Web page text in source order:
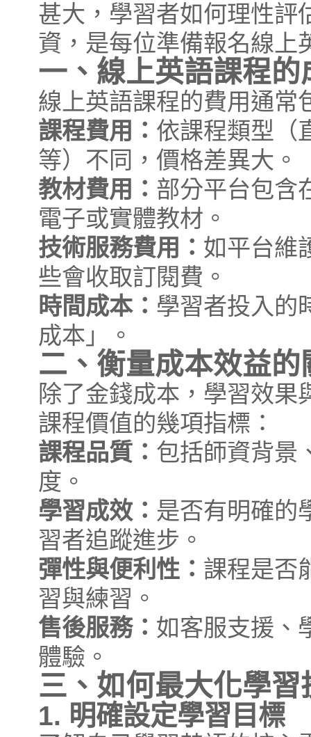
甚大，學習者如何理性評
資，是每位準備報名線上
一、線上英語課程的
線上英語課程的費用通常
課程費用： 依課程類型（
等）不同，價格差異大。
教材費用： 部分平台包含
電子或實體教材。
技術服務費用： 如平台維
些會收取訂閱費。
時間成本： 學習者投入的
成本」。
二、衡量成本效益的
除了金錢成本，學習效果
課程價值的幾項指標：
課程品質： 包括師資背景
度。
學習成效： 是否有明確的
習者追蹤進步。
彈性與便利性： 課程是否
習與練習。
售後服務： 如客服支援、
體驗。
三、如何最大化學習
1. 明確設定學習目標